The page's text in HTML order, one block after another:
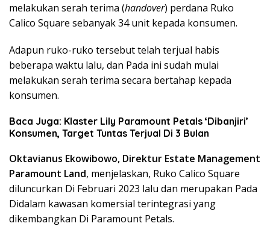
melakukan serah terima (handover) perdana Ruko
Calico Square sebanyak 34 unit kepada konsumen.
Adapun ruko-ruko tersebut telah terjual habis
beberapa waktu lalu, dan Pada ini sudah mulai
melakukan serah terima secara bertahap kepada
konsumen.
Baca Juga: Klaster Lily Paramount Petals ‘Dibanjiri’
Konsumen, Target Tuntas Terjual Di 3 Bulan
Oktavianus Ekowibowo, Direktur Estate Management
Paramount Land, menjelaskan, Ruko Calico Square
diluncurkan Di Februari 2023 lalu dan merupakan Pada
Didalam kawasan komersial terintegrasi yang
dikembangkan Di Paramount Petals.